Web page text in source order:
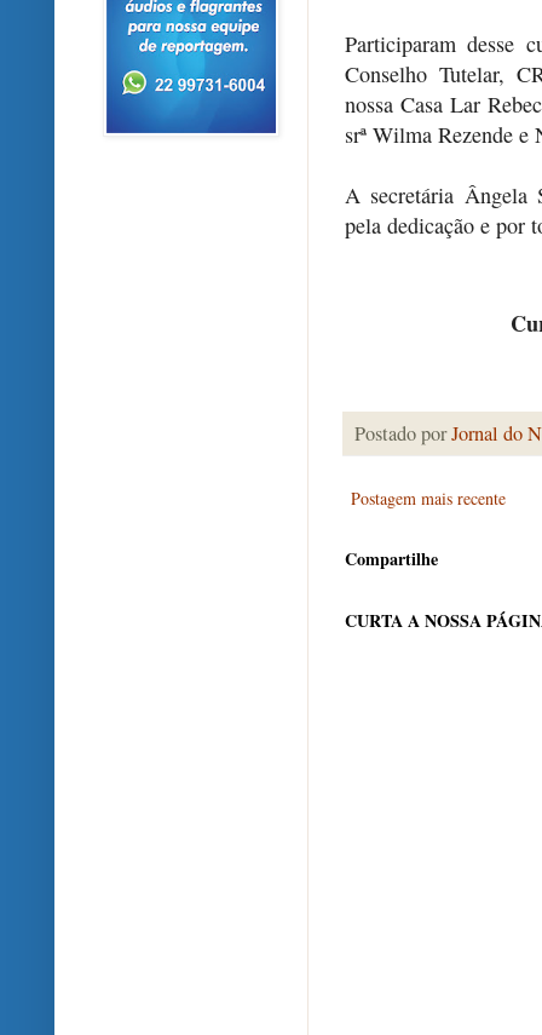
Participaram desse
Conselho Tutelar,
nossa Casa Lar
srª Wilma Rezende
A secretária Ângela
pela dedicação e por
Postado porJornal do
Postagem mais recente
Compartilhe
CURTA A NOSSA